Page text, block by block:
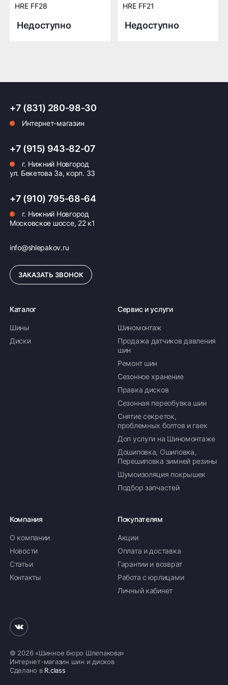
HRE FF28
Недоступно
HRE FF21
Недоступно
+7 (831) 280-98-30
Интернет-магазин
+7 (915) 943-82-07
г. Нижний Новгород
ул. Бекетова 3а, корп. 33
+7 (910) 795-68-64
г. Нижний Новгород
Московское шоссе, 22 к1
info@shlepakov.ru
ЗАКАЗАТЬ ЗВОНОК
Каталог
Шины
Диски
Сервис и услуги
Шиномонтаж
Продажа датчиков давления
шин
Ремонт шин
Сезонное хранение
Правка дисков
Сезонная переобувка шин
Снятие секреток,
проблемных болтов и гаек
Доп услуги на Шиномонтаже
Дошиповка, Ошиповка,
Перешиповка зимней резины
Шумоизоляция покрышек
Подбор запчастей
Компания
О компании
Новости
Статьи
Контакты
Покупателям
Акции
Оплата и доставка
Гарантии и возврат
Работа с юрлицами
Личный кабинет
© 2026 «Шинное бюро Шлепакова»
Интернет-магазин шин и дисков
Сделано в R.class